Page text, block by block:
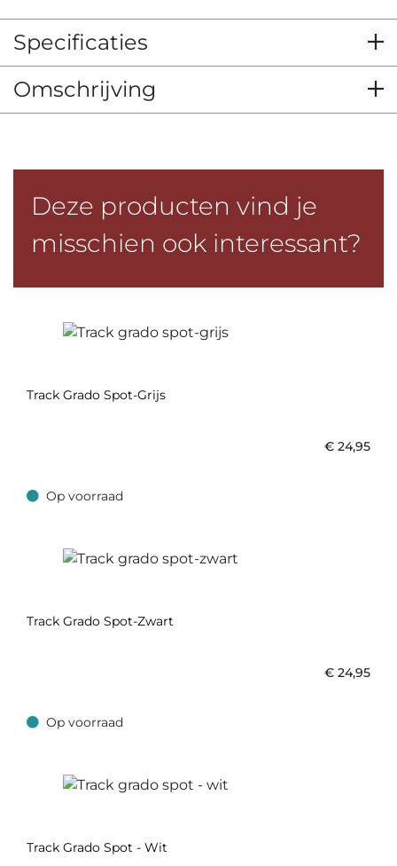
Specificaties
Omschrijving
Deze producten vind je
misschien ook interessant?
Track Grado Spot-Grijs
€ 24,95
Op voorraad
Op voorraad
Track Grado Spot-Zwart
€ 24,95
Op voorraad
Op voorraad
Track Grado Spot - Wit